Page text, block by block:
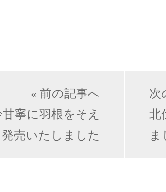
« 前の記事へ
寧に羽根をそえ
売いたしました
次
北
ま